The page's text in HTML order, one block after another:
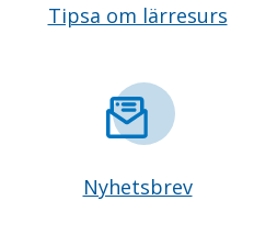
Tipsa om lärresurs
Nyhetsbrev